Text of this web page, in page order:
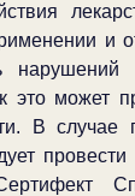
и
это может
В случае